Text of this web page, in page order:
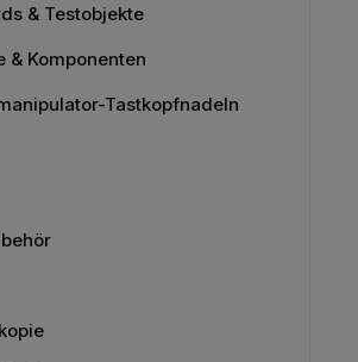
& Testobjekte
& Komponenten
Tastkopfnadeln